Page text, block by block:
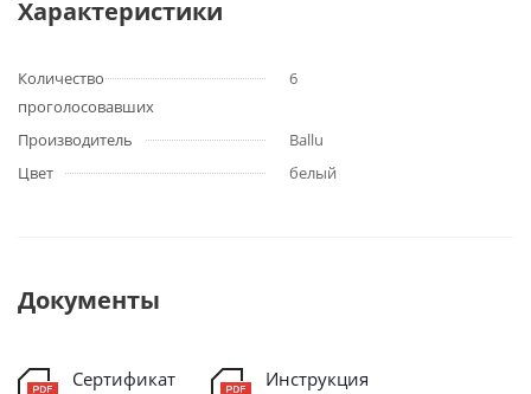
Характеристики
Количество
проголосовавших
6
Производитель
Ballu
Цвет
белый
Документы
Сертификат
Инструкция